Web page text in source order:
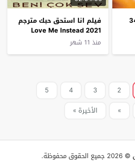
34
فيلم انا استحق حبك مترجم
Love Me Instead 2021
منذ 11 شهر
2
3
4
5
» الأخيرة »
© 2026 جميع الحقوق محفوظة.